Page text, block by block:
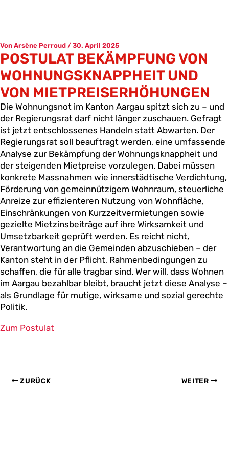
Von Arsène Perroud / 30. April 2025
POSTULAT BEKÄMPFUNG VON
WOHNUNGSKNAPPHEIT UND
VON MIETPREISERHÖHUNGEN
Die Wohnungsnot im Kanton Aargau spitzt sich zu – und
der Regierungsrat darf nicht länger zuschauen. Gefragt
ist jetzt entschlossenes Handeln statt Abwarten. Der
Regierungsrat soll beauftragt werden, eine umfassende
Analyse zur Bekämpfung der Wohnungsknappheit und
der steigenden Mietpreise vorzulegen. Dabei müssen
konkrete Massnahmen wie innerstädtische Verdichtung,
Förderung von gemeinnützigem Wohnraum, steuerliche
Anreize zur effizienteren Nutzung von Wohnfläche,
Einschränkungen von Kurzzeitvermietungen sowie
gezielte Mietzinsbeiträge auf ihre Wirksamkeit und
Umsetzbarkeit geprüft werden. Es reicht nicht,
Verantwortung an die Gemeinden abzuschieben – der
Kanton steht in der Pflicht, Rahmenbedingungen zu
schaffen, die für alle tragbar sind. Wer will, dass Wohnen
im Aargau bezahlbar bleibt, braucht jetzt diese Analyse –
als Grundlage für mutige, wirksame und sozial gerechte
Politik.
Zum Postulat
ZURÜCK WEITER